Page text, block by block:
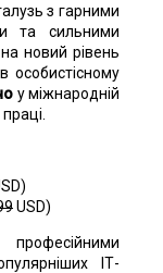
з гарними
та сильними
новий рівень
особистісному
у міжнародній
USD)
ІТ-